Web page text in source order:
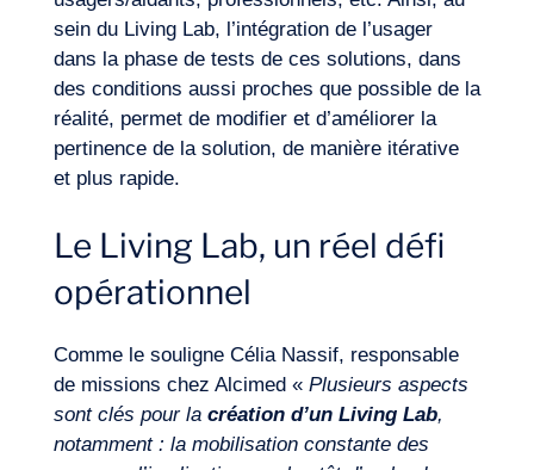
Envie d’embarquer ?
sein du Living Lab, l’intégration de l’usager
dans la phase de tests de ces solutions, dans
des conditions aussi proches que possible de la
réalité, permet de modifier et d’améliorer la
pertinence de la solution, de manière itérative
et plus rapide.
Le Living Lab, un réel défi
opérationnel
Comme le souligne Célia Nassif, responsable
de missions chez Alcimed « Plusieurs aspects
sont clés pour la création d’un Living Lab,
notamment : la mobilisation constante des